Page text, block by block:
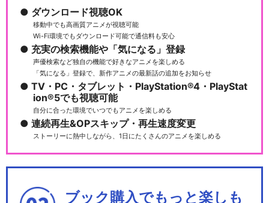
ラブライブ! μ's New Year Lo
v…
s…
ラブライブ! μ's →NEXT Love
ダウンロード視聴OK
移動中でも高画質アニメが視聴可能
Wi-Fi環境でもダウンロード可能で通信料も安心
充実の検索機能や「気になる」登録
声優検索など独自の機能で好きなアニメを楽しめる
「気になる」登録で、新作アニメの最新話の追加をお知らせ
TV・PC・タブレット・PlayStation®4・PlayStat
ion®5でも視聴可能
自分に合った環境でいつでもアニメを楽しめる
連続再生&OPスキップ・再生速度変更
ストーリーに熱中しながら、1日にたくさんのアニメを楽しめる
ブック購入でもっと楽しも